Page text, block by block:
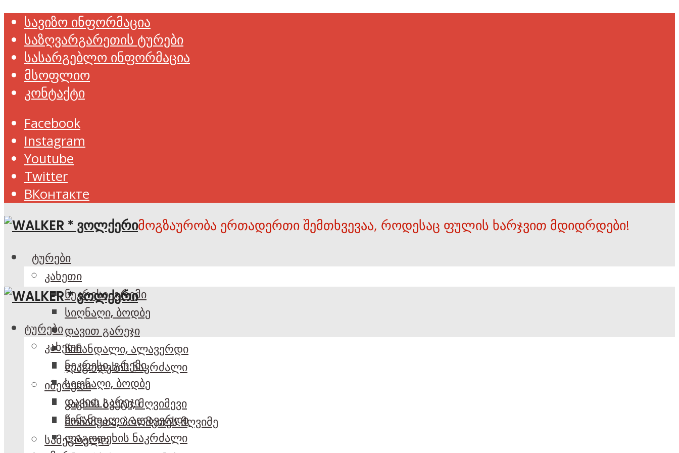
სავიზო ინფორმაცია
საზღვარგარეთის ტურები
სასარგებლო ინფორმაცია
მსოფლიო
კონტაქტი
Facebook
Instagram
Youtube
Twitter
ВКонтакте
მოგზაურობა ერთადერთი შემთხვევაა, როდესაც ფულის ხარჯვით მდიდრდები!
ტურები
კახეთი
ნეკრესი, გრემი
სიღნაღი, ბოდბე
დავით გარეჯი
წინანდალი, ალავერდი
ლაგოდეხის ნაკრძალი
იმერეთი
კაცხის სვეტი, მღვიმევი
მოწამეთა, პრომეთეს მღვიმე
სამეგრელო
ტურები
კახეთი
ნეკრესი, გრემი
სიღნაღი, ბოდბე
დავით გარეჯი
წინანდალი, ალავერდი
ლაგოდეხის ნაკრძალი